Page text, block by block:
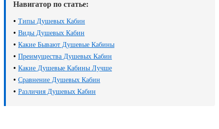
Навигатор по статье:
• Типы Душевых Кабин
• Виды Душевых Кабин
• Какие Бывают Душевые Кабины
• Преимущества Душевых Кабин
• Какие Душевые Кабины Лучше
• Сравнение Душевых Кабин
• Различия Душевых Кабин